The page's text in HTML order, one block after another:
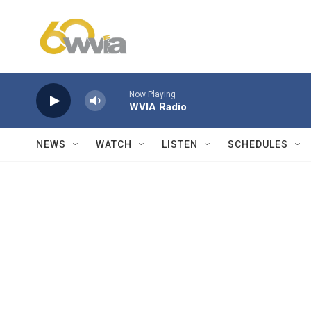
Now Playing
WVIA Radio
NEWS WATCH LISTEN SCHEDULES